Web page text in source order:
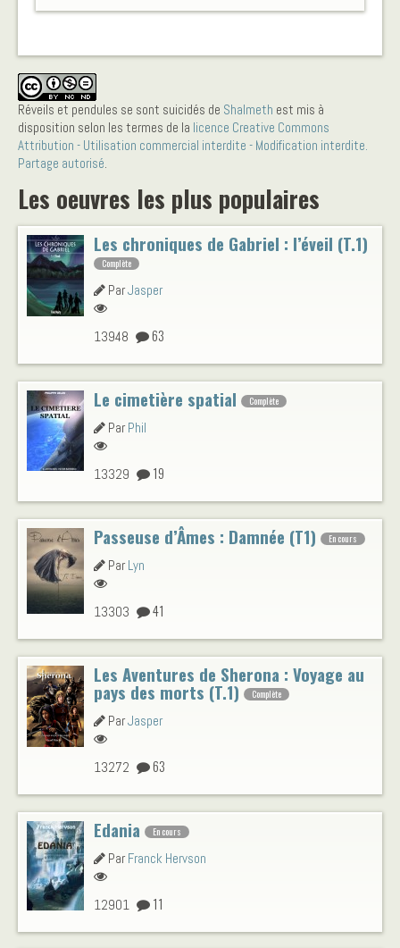
Réveils et pendules se sont suicidés de Shalmeth est mis à
disposition selon les termes de la licence Creative Commons
Attribution - Utilisation commercial interdite - Modification interdite.
Partage autorisé
Les oeuvres les plus populaires
Les chroniques de Gabriel : l’éveil (T.1)
Complète
ParJasper
13948 63
Le cimetière spatial Complète
ParPhil
13329 19
Passeuse d’Âmes : Damnée (T1) En cours
ParLyn
13303 41
Les Aventures de Sherona : Voyage au
pays des morts (T.1) Complète
ParJasper
13272 63
Edania En cours
ParFranck Hervson
12901 11